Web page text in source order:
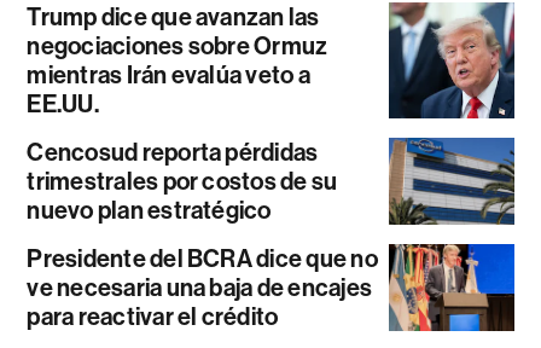
Trump dice que avanzan las
negociaciones sobre Ormuz
mientras Irán evalúa veto a
EE.UU.
Cencosud reporta pérdidas
trimestrales por costos de su
nuevo plan estratégico
Presidente del BCRA dice que no
ve necesaria una baja de encajes
para reactivar el crédito